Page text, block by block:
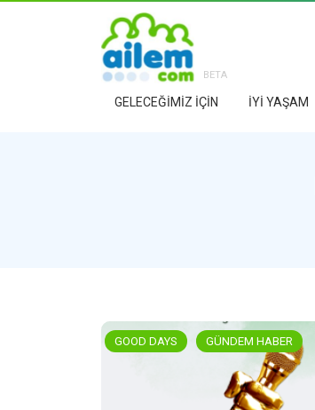
BETA
GELECEĞİMİZ İÇİN İYİ YAŞAM
GOOD DAYS GÜNDEM HABER